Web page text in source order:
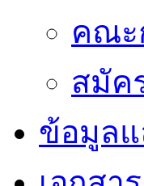
คณะ
สมัค
ข้อมูล